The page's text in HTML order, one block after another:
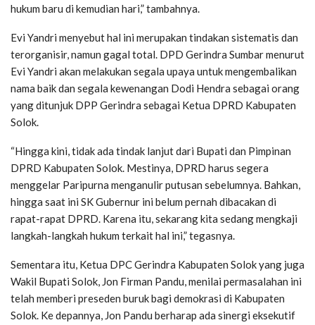
hukum baru di kemudian hari,” tambahnya.
Evi Yandri menyebut hal ini merupakan tindakan sistematis dan
terorganisir, namun gagal total. DPD Gerindra Sumbar menurut
Evi Yandri akan melakukan segala upaya untuk mengembalikan
nama baik dan segala kewenangan Dodi Hendra sebagai orang
yang ditunjuk DPP Gerindra sebagai Ketua DPRD Kabupaten
Solok.
“Hingga kini, tidak ada tindak lanjut dari Bupati dan Pimpinan
DPRD Kabupaten Solok. Mestinya, DPRD harus segera
menggelar Paripurna menganulir putusan sebelumnya. Bahkan,
hingga saat ini SK Gubernur ini belum pernah dibacakan di
rapat-rapat DPRD. Karena itu, sekarang kita sedang mengkaji
langkah-langkah hukum terkait hal ini,” tegasnya.
Sementara itu, Ketua DPC Gerindra Kabupaten Solok yang juga
Wakil Bupati Solok, Jon Firman Pandu, menilai permasalahan ini
telah memberi preseden buruk bagi demokrasi di Kabupaten
Solok. Ke depannya, Jon Pandu berharap ada sinergi eksekutif